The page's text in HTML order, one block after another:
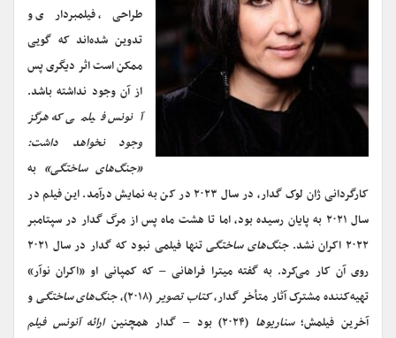
طراحی، فیلمبرداری و
تدوین شده‌اند که گویی
ممکن است اثر دیگری پس
از آن وجود نداشته باشد.
آنونس فیلمی که هرگز
وجود نخواهد داشت:
«جنگ‌های ساختگی» به
کارگردانی ژان لوک گدار، در سال ۲۰۲۳ در کن به نمایش درآمد. این فیلم در
سال ۲۰۲۱ به پایان رسیده بود، اما تا هشت ماه پس از مرگ گدار در سپتامبر
۲۰۲۲ اکران نشد.
جنگ‌های ساختگی
تنها فیلمی نبود که گدار در سال ۲۰۲۱
روی آن کار می‌کرد. به گفته میترا فراهانی – که کمپانی او «اکران نوآر»
تهیه‌کننده مشترک آثار متأخر گدار،کتاب تصویر(۲۰۱۸)، جنگ‌های ساختگیو
آخرین فیلمش؛سناریوها (۲۰۲۴) بود – گدار همچنین
ارائه آنونس فیلم